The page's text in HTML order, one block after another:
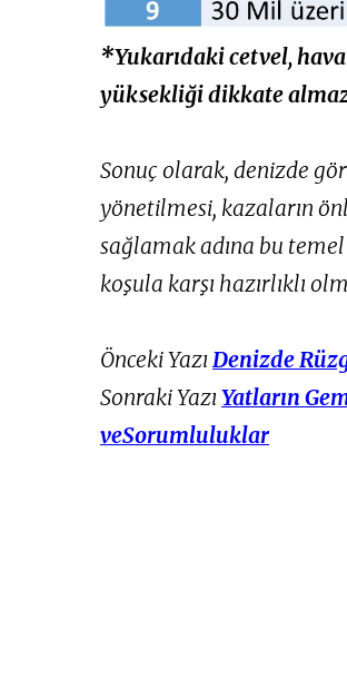
*Yukarıdaki cetvel,
yüksekliği dikkate
Sonuç olarak, denizde
yönetilmesi, kazaların
sağlamak adına bu
koşula karşı hazırlıklı
Önceki YazıDenizde
Sonraki YazıYatların
veSorumluluklar